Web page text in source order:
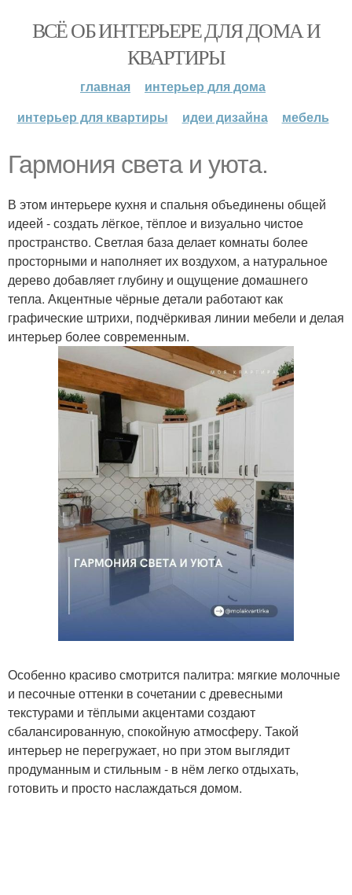
ВСЁ ОБ ИНТЕРЬЕРЕ ДЛЯ ДОМА И
КВАРТИРЫ
главная
интерьер для дома
интерьер для квартиры
идеи дизайна мебель
Гармония света и уюта.
В этом интерьере кухня и спальня объединены общей
идеей - создать лёгкое, тёплое и визуально чистое
пространство. Светлая база делает комнаты более
просторными и наполняет их воздухом, а натуральное
дерево добавляет глубину и ощущение домашнего
тепла. Акцентные чёрные детали работают как
графические штрихи, подчёркивая линии мебели и делая
интерьер более современным.
Особенно красиво смотрится палитра: мягкие молочные
и песочные оттенки в сочетании с древесными
текстурами и тёплыми акцентами создают
сбалансированную, спокойную атмосферу. Такой
интерьер не перегружает, но при этом выглядит
продуманным и стильным - в нём легко отдыхать,
готовить и просто наслаждаться домом.